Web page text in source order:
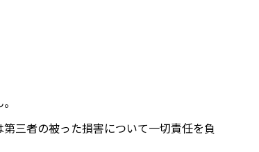
三者の被った損害について一切責任を負